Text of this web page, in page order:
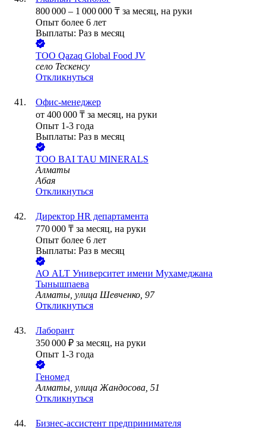
800 000 – 1 000 000 ₸ за месяц, на руки
Опыт более 6 лет
Выплаты: Раз в месяц
ТОО Qazaq Global Food JV
село Тескенсу
Откликнуться
Офис-менеджер
от 400 000 ₸ за месяц, на руки
Опыт 1-3 года
Выплаты: Раз в месяц
ТОО BAI TAU MINERALS
Алматы
Абая
Откликнуться
Директор HR департамента
770 000 ₸ за месяц, на руки
Опыт более 6 лет
Выплаты: Раз в месяц
АО ALT Университет имени Мухамеджана
Тынышпаева
Алматы, улица Шевченко, 97
Откликнуться
Лаборант
350 000 ₽ за месяц, на руки
Опыт 1-3 года
Геномед
Алматы, улица Жандосова, 51
Откликнуться
Бизнес-ассистент предпринимателя